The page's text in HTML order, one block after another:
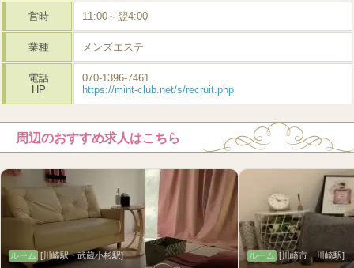
営時 11:00～翌4:00
業種 メンズエステ
電話
HP
070-1396-7461
https://mint-club.net/s/recruit.php
周辺のおすすめ求人はこちら
ルーム [川崎駅・武蔵小杉駅] ルーム [川崎市 川崎駅]